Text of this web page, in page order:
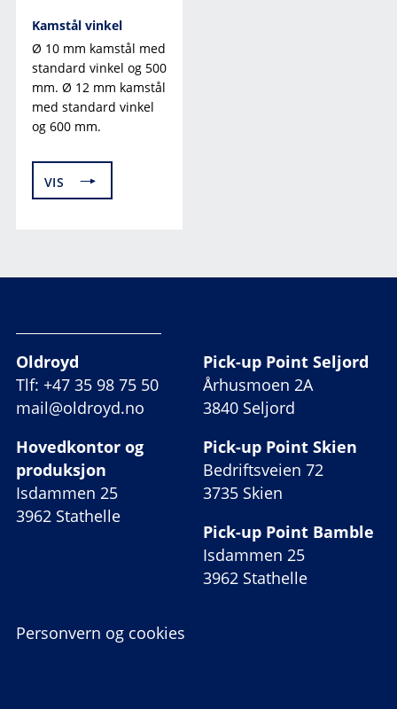
Kamstål vinkel
Ø 10 mm kamstål med
standard vinkel og 500
mm. Ø 12 mm kamstål
med standard vinkel
og 600 mm.
VIS
Oldroyd
Tlf: +47 35 98 75 50
mail@oldroyd.no
Hovedkontor og
produksjon
Isdammen 25
3962 Stathelle
Pick-up Point Seljord
Århusmoen 2A
3840 Seljord
Pick-up Point Skien
Bedriftsveien 72
3735 Skien
Pick-up Point Bamble
Isdammen 25
3962 Stathelle
Personvern og cookies